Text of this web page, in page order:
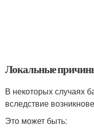
Локальные
В некоторых случаях
вследствие
Это может быть: